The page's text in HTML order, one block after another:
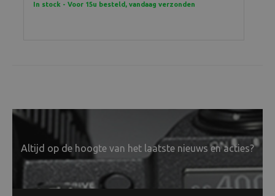
In stock - Voor 15u besteld, vandaag verzonden
Altijd op de hoogte van het laatste nieuws en acties?